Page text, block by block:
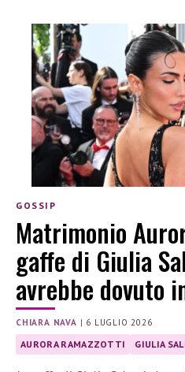
GOSSIP
Matrimonio
gaffe di Giulia
avrebbe dovuto
CHIARA NAVA | 6 LUGLIO 2026
AURORA RAMAZZOTTI GIULIA